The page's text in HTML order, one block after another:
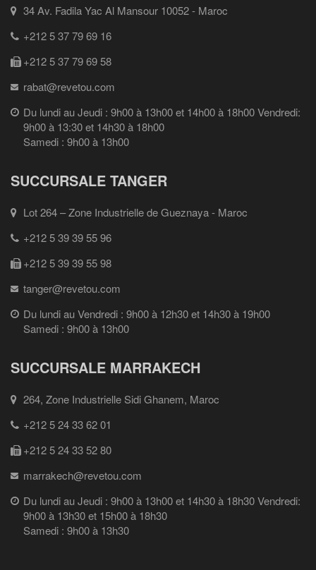
34 Av. Fadila Yac Al Mansour 10052 - Maroc
+212 5 37 79 69 16
+212 5 37 79 69 58
rabat@revetou.com
Du lundi au Jeudi : 9h00 à 13h00 et 14h00 à 18h00 Vendredi:
9h00 à 13:30 et 14h30 à 18h00
Samedi : 9h00 à 13h00
SUCCURSALE TANGER
Lot 264 – Zone Industrielle de Gueznaya - Maroc
+212 5 39 39 55 96
+212 5 39 39 55 98
tanger@revetou.com
Du lundi au Vendredi : 9h00 à 12h30 et 14h30 à 19h00
Samedi : 9h00 à 13h00
SUCCURSALE MARRAKECH
264, Zone Industrielle Sidi Ghanem, Maroc
+212 5 24 33 62 01
+212 5 24 33 52 80
marrakech@revetou.com
Du lundi au Jeudi : 9h00 à 13h00 et 14h30 à 18h30 Vendredi:
9h00 à 13h30 et 15h00 à 18h30
Samedi : 9h00 à 13h30